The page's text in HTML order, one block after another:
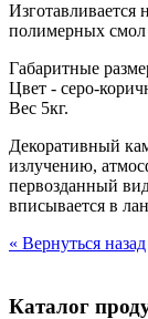
Изготавливается
полимерных
Габаритные
Цвет - серо-
Вес 5кг.
Декоративный
излучению,
первозданный
вписывается в
« Вернуться назад
Каталог